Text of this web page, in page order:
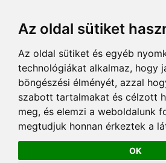
Az oldal sütiket
Az oldal sütiket és egyéb
technológiákat alkalmaz, hogy
böngészési élményét, azzal
szabott tartalmakat és célzott
meg, és elemzi a weboldalunk
megtudjuk honnan érkeztek a
OK